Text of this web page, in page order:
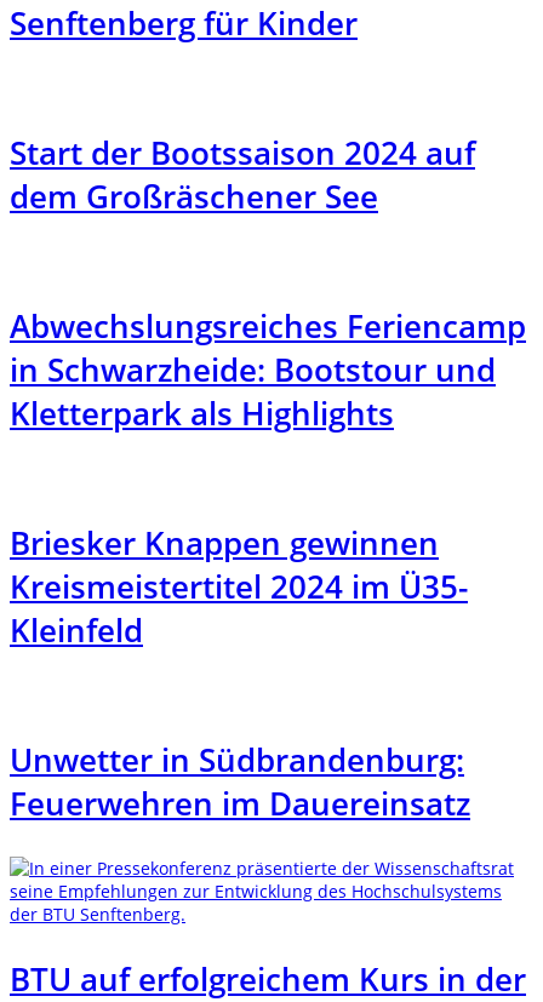
Senftenberg für Kinder
Start der Bootssaison 2024 auf
dem Großräschener See
Abwechslungsreiches Feriencamp
in Schwarzheide: Bootstour und
Kletterpark als Highlights
Briesker Knappen gewinnen
Kreismeistertitel 2024 im Ü35-
Kleinfeld
Unwetter in Südbrandenburg:
Feuerwehren im Dauereinsatz
BTU auf erfolgreichem Kurs in der